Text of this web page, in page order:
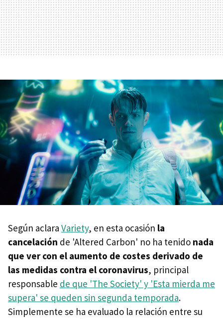
Según aclara Variety, en esta ocasión la
cancelación de 'Altered Carbon' no ha tenido nada
que ver con el aumento de costes derivado de
las medidas contra el coronavirus, principal
responsable de que 'The Society' y 'Esta mierda me
supera' se queden sin segunda temporada.
Simplemente se ha evaluado la relación entre su